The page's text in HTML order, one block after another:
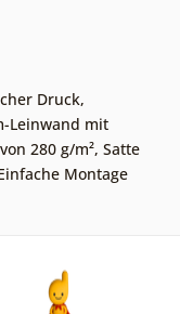
Druck,
Leinwand mit
280 g/m², Satte
Montage